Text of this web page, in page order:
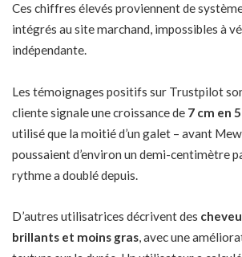
Ces chiffres élevés proviennent de
intégrés au site marchand, impossibles à
indépendante.
Les témoignages positifs sur Trustpilot
cliente signale une croissance de 7 cm en
utilisé que la moitié d’un galet – avant
poussaient d’environ un demi-centimètre
rythme a doublé depuis.
D’autres utilisatrices décrivent des
brillants et moins gras, avec une